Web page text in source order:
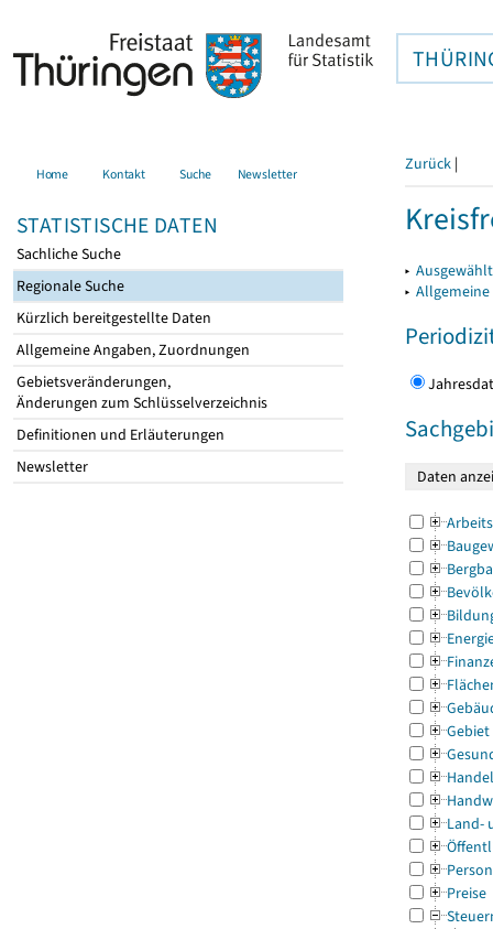
Home Kontakt Suche Newsletter
STATISTISCHE DATEN
Sachliche Suche
Regionale Suche
Kürzlich bereitgestellte Daten
Allgemeine Angaben, Zuordnungen
Gebietsveränderungen,
Änderungen zum Schlüsselverzeichnis
Definitionen und Erläuterungen
Newsletter
Zurück |
▸
▸
Gebiet
Land-
Preise